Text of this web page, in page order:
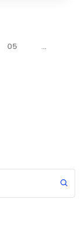
05 …